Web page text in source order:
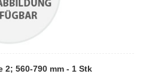
2; 560-790 mm - 1 Stk